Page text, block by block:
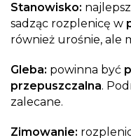
Stanowisko:
sadząc rozplenicę w
również urośnie, ale
Gleba: powinna być
przepuszczalna.
zalecane.
Zimowanie: